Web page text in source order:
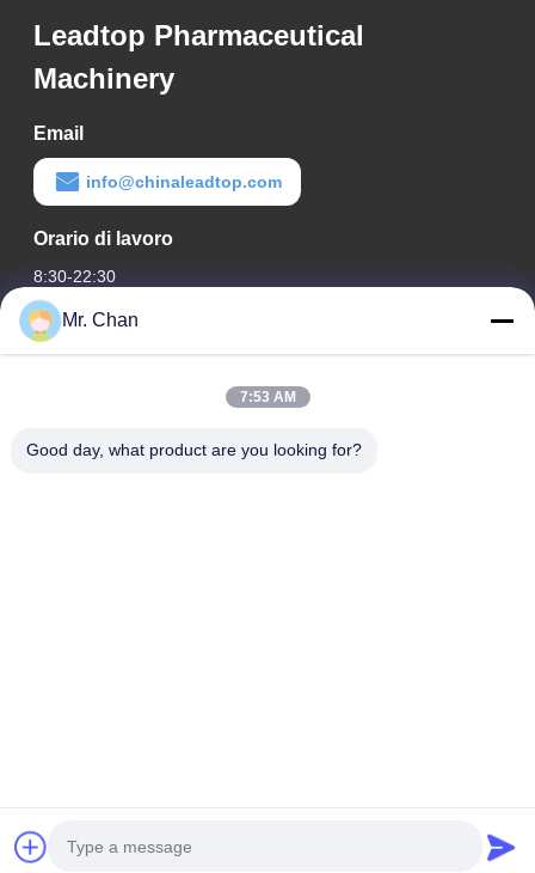
Leadtop Pharmaceutical
Machinery
Email
info@chinaleadtop.com
Orario di lavoro
8:30-22:30
Il nostro indirizzo
ventottesimo, Jiuan Rd, zona industriale di Jiuli, Shangwang.
Norme sulla privacy
Mr. Chan
7:53 AM
Good day, what product are you looking for?